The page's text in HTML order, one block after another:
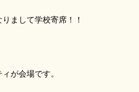
まして学校寄席！！
が会場です。